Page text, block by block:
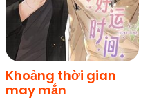
Khoảng thời gian
may mắn